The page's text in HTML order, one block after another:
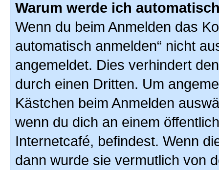
Warum werde ich
Wenn du beim Anmelden das
automatisch anmelden“ nicht
angemeldet. Dies verhindert
durch einen Dritten. Um
Kästchen beim Anmelden
wenn du dich an einem
Internetcafé, befindest. Wenn
dann wurde sie vermutlich von